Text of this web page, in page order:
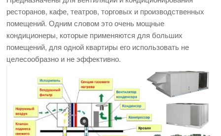
ресторанов, кафе, театров, торговых и производственных
помещений. Одним словом это очень мощные
кондиционеры, которые применяются для больших
помещений, для одной квартиры его использовать не
целесообразно и не эффективно.